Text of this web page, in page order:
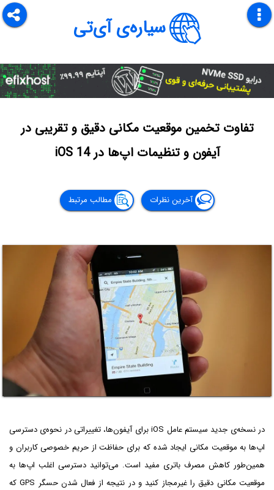
سیاره‌ی آی‌تی
تفاوت تخمین موقعیت مکانی دقیق و تقریبی در
آیفون و تنظیمات اپ‌ها در iOS 14
آخرین نظرات مطالب مرتبط
در نسخه‌ی جدید سیستم عامل iOS برای آیفون‌ها، تغییراتی در نحوه‌ی دسترسی
اپ‌ها به موقعیت مکانی ایجاد شده که برای حفاظت از حریم خصوصی کاربران و
همین‌طور کاهش مصرف باتری مفید است. می‌توانید دسترسی اغلب اپ‌ها به
موقعیت مکانی دقیق را غیرمجاز کنید و در نتیجه از فعال شدن حسگر GPS که